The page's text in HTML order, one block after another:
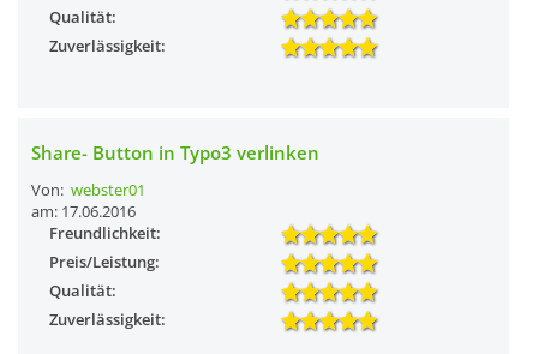
Qualität:
Zuverlässigkeit:
Share- Button in Typo3 verlinken
Von: webster01
am: 17.06.2016
Freundlichkeit:
Preis/Leistung:
Qualität:
Zuverlässigkeit: